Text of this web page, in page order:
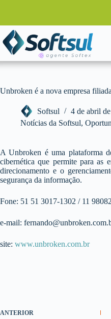
conteúdo
Unbroken é a nova empresa
Softsul
4 de abril
Notícias da Softsul,
A Unbroken é uma plataforma
cibernética que permite para as
direcionamento e o
segurança da informação.
Fone: 51 51 3017-1302 / 11
e-mail:
site: www.unbroken.com.br
ANTERIOR